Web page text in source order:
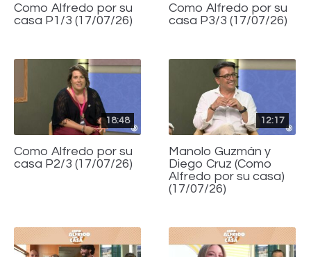
Como Alfredo por su
casa P1/3 (17/07/26)
Como Alfredo por su
casa P3/3 (17/07/26)
18:48
Como Alfredo por su
casa P2/3 (17/07/26)
12:17
Manolo Guzmán y
Diego Cruz (Como
Alfredo por su casa)
(17/07/26)